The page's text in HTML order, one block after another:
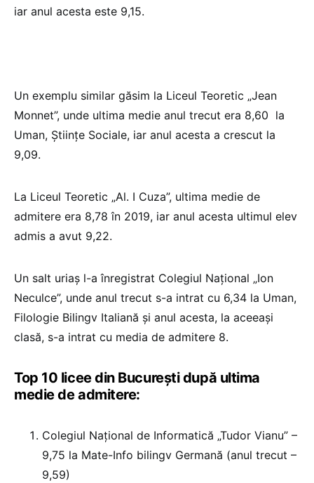
iar anul acesta este 9,15.
Un exemplu similar găsim la Liceul Teoretic „Jean
Monnet”, unde ultima medie anul trecut era 8,60 la
Uman, Științe Sociale, iar anul acesta a crescut la
9,09.
La Liceul Teoretic „Al. I Cuza”, ultima medie de
admitere era 8,78 în 2019, iar anul acesta ultimul elev
admis a avut 9,22.
Un salt uriaș l-a înregistrat Colegiul Național „Ion
Neculce”, unde anul trecut s-a intrat cu 6,34 la Uman,
Filologie Bilingv Italiană și anul acesta, la aceeași
clasă, s-a intrat cu media de admitere 8.
Top 10 licee din București după ultima
medie de admitere:
Colegiul Național de Informatică „Tudor Vianu” –
9,75 la Mate-Info bilingv Germană (anul trecut –
9,59)